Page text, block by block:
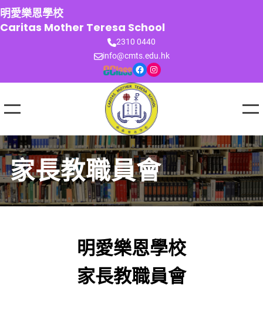
跳
至
主
明愛樂恩學校
Caritas Mother Teresa School
2310 0440
info@cmts.edu.hk
Facebook Instagram
家長教職員會
明愛樂恩學校
家長教職員會